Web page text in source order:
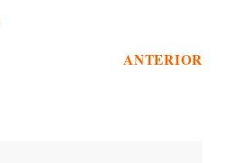
ANTERIOR